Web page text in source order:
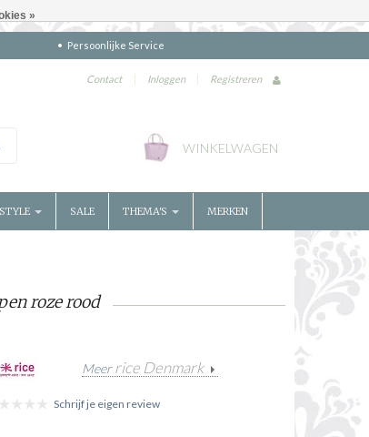
Persoonlijke Service
Contact | Inloggen | Registreren
WINKELWAGEN
SALE THEMA'S MERKEN
roze rood
Meerrice Denmark
Schrijf je eigen review
»